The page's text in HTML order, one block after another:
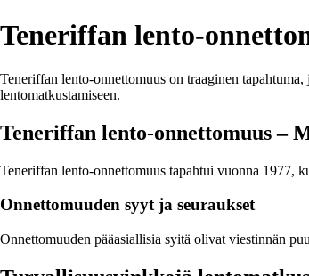
Teneriffan lento-
Teneriffan lento-onnettomuus on traaginen
lentomatkustamiseen.
Teneriffan lento-onnettomuus –
Teneriffan lento-onnettomuus tapahtui vuonna 1977,
Onnettomuuden syyt ja seuraukset
Onnettomuuden pääasiallisia syitä olivat viestinnän